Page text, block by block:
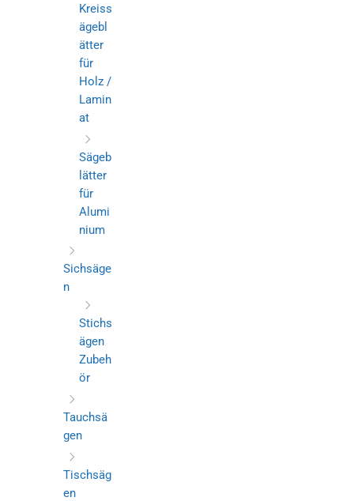
Kreiss
ägebl
ätter
für
Holz /
Lamin
at
Sägeb
lätter
für
Alumi
nium
Sichsäge
n
Stichs
ägen
Zubeh
ör
Tauchsä
gen
Tischsäg
en